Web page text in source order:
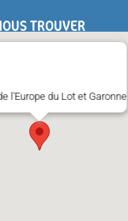
TROUVER
l'Europe du Lot et Garonne